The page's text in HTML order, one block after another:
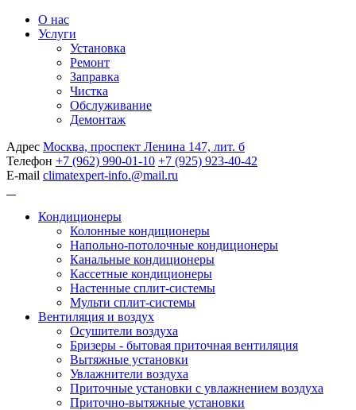
О нас
Услуги
Установка
Ремонт
Заправка
Чистка
Обслуживание
Демонтаж
Адрес Москва, проспект Ленина 147, лит. б
Телефон +7 (962) 990-01-10 +7 (925) 923-40-42
E-mail climatexpert-info.@mail.ru
Кондиционеры
Колонные кондиционеры
Напольно-потолочные кондиционеры
Канальные кондиционеры
Кассетные кондиционеры
Настенные сплит-системы
Мульти сплит-системы
Вентиляция и воздух
Осушители воздуха
Бризеры - бытовая приточная вентиляция
Вытяжные установки
Увлажнители воздуха
Приточные установки с увлажнением воздуха
Приточно-вытяжные установки